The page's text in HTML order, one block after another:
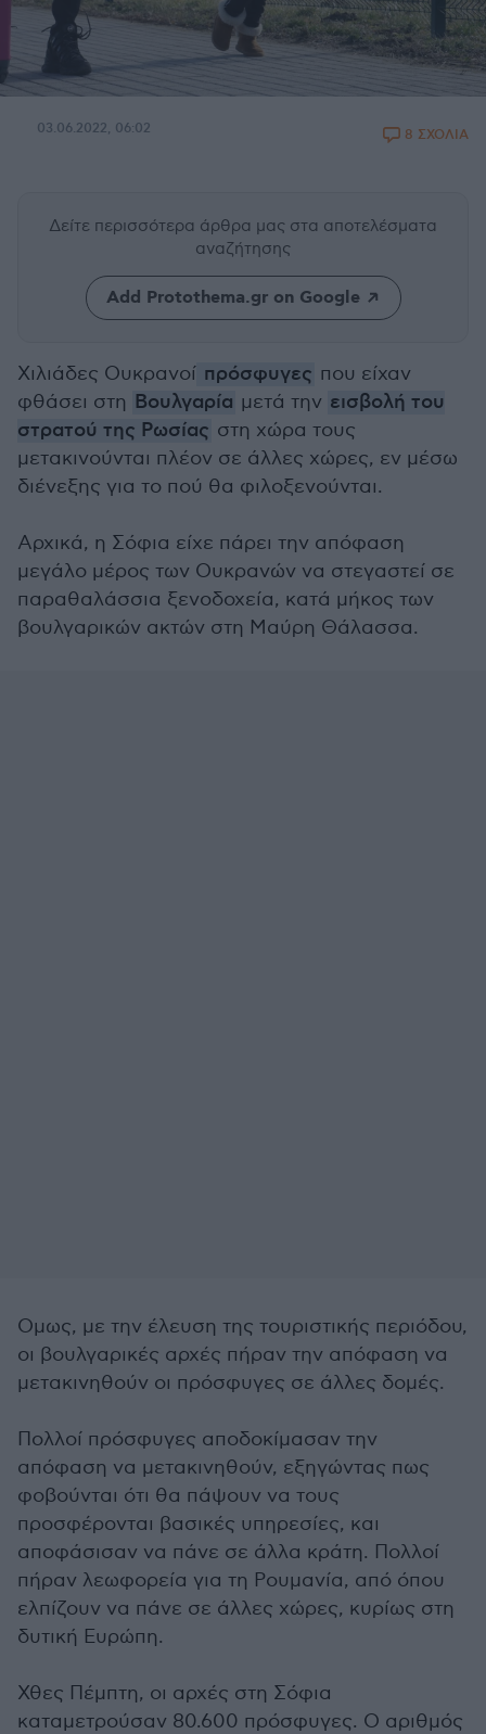
03.06.2022, 06:02 8 ΣΧΟΛΙΑ
Δείτε περισσότερα άρθρα μας στα αποτελέσματα
αναζήτησης
Add Protothema.gr on Google
Χιλιάδες Ουκρανοί πρόσφυγες που είχαν
φθάσει στη Βουλγαρία μετά την εισβολή του
στρατού της Ρωσίας στη χώρα τους
μετακινούνται πλέον σε άλλες χώρες, εν μέσω
διένεξης για το πού θα φιλοξενούνται.
Αρχικά, η Σόφια είχε πάρει την απόφαση
μεγάλο μέρος των Ουκρανών να στεγαστεί σε
παραθαλάσσια ξενοδοχεία, κατά μήκος των
βουλγαρικών ακτών στη Μαύρη Θάλασσα.
Ομως, με την έλευση της τουριστικής περιόδου,
οι βουλγαρικές αρχές πήραν την απόφαση να
μετακινηθούν οι πρόσφυγες σε άλλες δομές.
Πολλοί πρόσφυγες αποδοκίμασαν την
απόφαση να μετακινηθούν, εξηγώντας πως
φοβούνται ότι θα πάψουν να τους
προσφέρονται βασικές υπηρεσίες, και
αποφάσισαν να πάνε σε άλλα κράτη. Πολλοί
πήραν λεωφορεία για τη Ρουμανία, από όπου
ελπίζουν να πάνε σε άλλες χώρες, κυρίως στη
δυτική Ευρώπη.
Χθες Πέμπτη, οι αρχές στη Σόφια
καταμετρούσαν 80.600 πρόσφυγες. Ο αριθμός